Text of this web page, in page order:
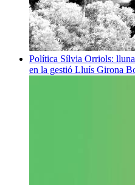
Política Sílvia Orriols: lluna
en la gestió Lluís Girona